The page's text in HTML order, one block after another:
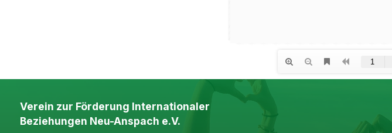
Verein zur Förderung Internationaler
Beziehungen Neu-Anspach e.V.